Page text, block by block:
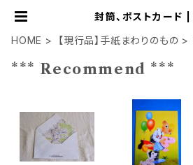
封筒、ポストカード
HOME
【現行品】手紙まわりのもの
*** Recommend ***